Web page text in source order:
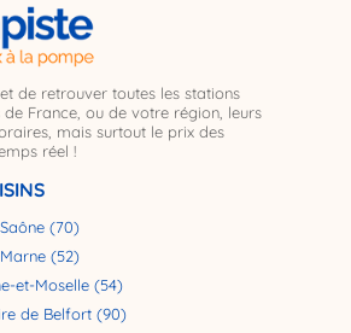
de retrouver toutes les stations
de France, ou de votre région, leurs
mais surtout le prix des
réel !
(70)
(52)
et-Moselle (54)
de Belfort (90)